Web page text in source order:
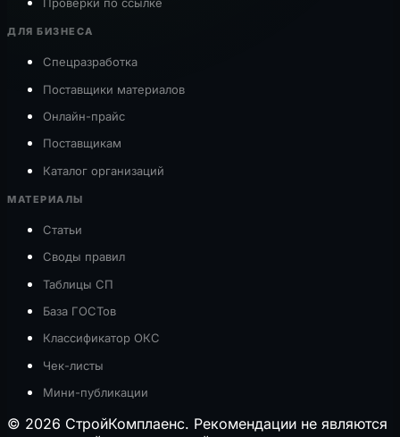
Проверки по ссылке
ДЛЯ БИЗНЕСА
Спецразработка
Поставщики материалов
Онлайн-прайс
Поставщикам
Каталог организаций
МАТЕРИАЛЫ
Статьи
Своды правил
Таблицы СП
База ГОСТов
Классификатор ОКС
Чек-листы
Мини-публикации
© 2026 СтройКомплаенс. Рекомендации не являются